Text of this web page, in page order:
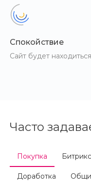
Спокойствие
Сайт будет
Часто
Покупка Битрикс
Доработка